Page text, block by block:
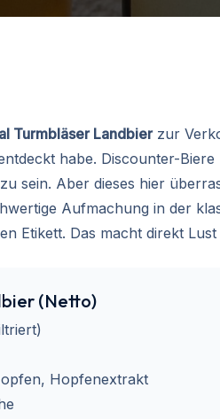
Turmbläser Landbierzur
habe. Discounter-Biere
sein. Aber dieses hier
Aufmachung in der
Etikett. Das macht direkt
(Netto)
Hopfenextrakt